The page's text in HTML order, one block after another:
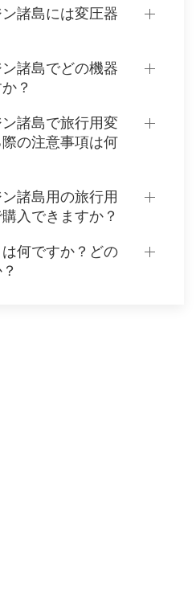
諸島には変圧器
諸島でどの機器
？
諸島で旅行用変
の注意事項は何
諸島用の旅行用
入できますか？
何ですか？どの